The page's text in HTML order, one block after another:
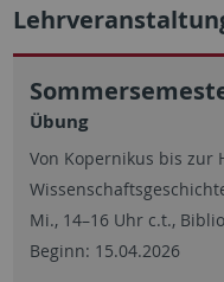
Übung
Von Kopernikus bis zur
Mi., 14–16 Uhr c.t.,
Beginn: 15.04.2026